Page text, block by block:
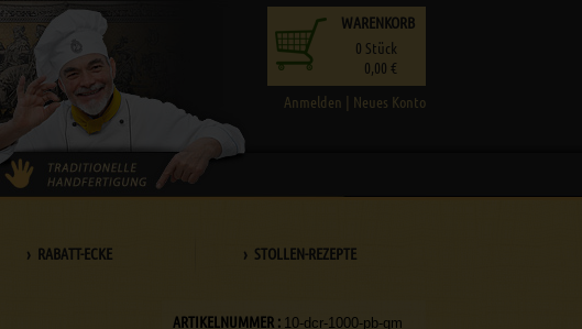
Anmelden | Neues Konto
WARENKORB
0 Stück
0,00 €
› RABATT-ECKE › STOLLEN-REZEPTE
ARTIKELNUMMER : 10-dcr-1000-pb-gm